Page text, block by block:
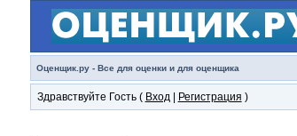
Оценщик.ру - Все для оценки и для оценщика
Здравствуйте Гость ( Вход| Регистрация )